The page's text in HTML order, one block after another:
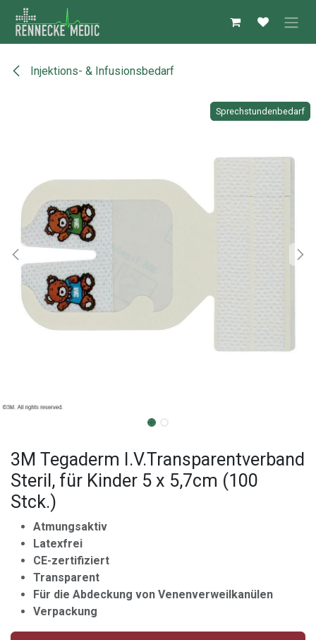
Zum Inhalt springen
Injektions- & Infusionsbedarf
Sprechstundenbedarf
Sprechstundenbedarf
3M Tegaderm I.V.Transparentverband
Steril, für Kinder 5 x 5,7cm (100
Stck.)
Atmungsaktiv
Latexfrei
CE-zertifiziert
Transparent
Für die Abdeckung von Venenverweilkanülen
Verpackung